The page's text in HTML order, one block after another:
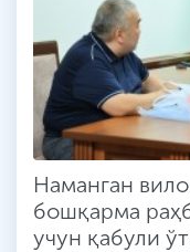
Наманган
бошқарма
учун қабули